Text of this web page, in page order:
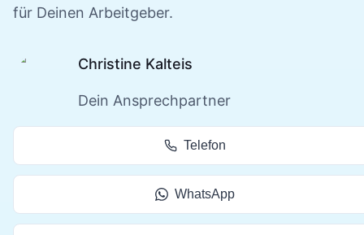
für Deinen Arbeitgeber.
Christine Kalteis
Dein Ansprechpartner
Telefon
WhatsApp